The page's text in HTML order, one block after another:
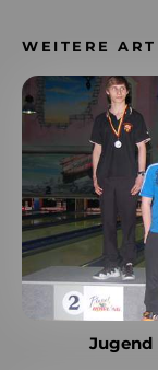
WEITERE
Jugend